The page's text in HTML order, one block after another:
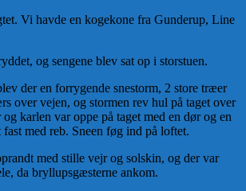
Vi havde en kogekone fra Gunderup, Line
og sengene blev sat op i storstuen.
der en forrygende snestorm, 2 store træer
over vejen, og stormen rev hul på taget over
karlen var oppe på taget med en dør og en
med reb. Sneen føg ind på loftet.
med stille vejr og solskin, og der var
da bryllupsgæsterne ankom.